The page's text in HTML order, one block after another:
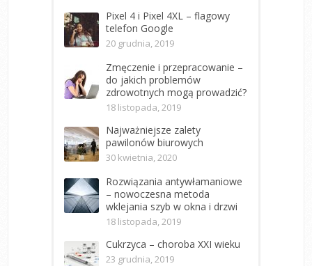
Pixel 4 i Pixel 4XL – flagowy
telefon Google
20 grudnia, 2019
Zmęczenie i przepracowanie –
do jakich problemów
zdrowotnych mogą prowadzić?
18 listopada, 2019
Najważniejsze zalety
pawilonów biurowych
30 kwietnia, 2020
Rozwiązania antywłamaniowe
– nowoczesna metoda
wklejania szyb w okna i drzwi
18 listopada, 2019
Cukrzyca – choroba XXI wieku
23 grudnia, 2019